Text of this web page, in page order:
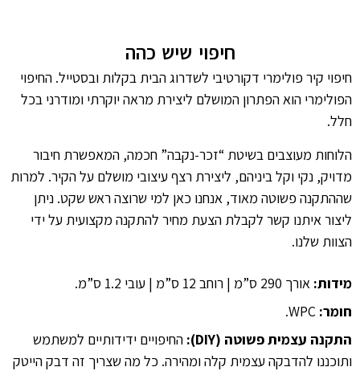
חיפוי שיש כהה
חיפוי קיר פולימרי דקורטיבי לשדרוג הבית בקלות ובסטייל. החיפוי
הפולימרי הוא הפתרון המושלם ליצירת מראה יוקרתי ומודרני בכל
חלל.
הלוחות מעוצבים בשיטת “זכר-נקבה” חכמה, המאפשרת חיבור
מדויק, נקי וקל ביניהם, ליצירת רצף עיצובי מושלם על הקיר. למרות
שההתקנה פשוטה מאוד, אנחנו כאן למי שרוצה ראש שקט. ניתן
ליצור איתנו קשר לקבלת הצעת מחיר להתקנה מקצועית על ידי
הצוות שלנו.
מידות: אורך 290 ס”מ | רוחב 12 ס”מ | עובי 1.2 ס”מ.
חומר:
התקנה עצמית פשוטה (DIY):
החיפויים ידידותיים למשתמש
ותוכננו להדבקה עצמית קלה ומהירה. כל מה שצריך זה דבק הייטק